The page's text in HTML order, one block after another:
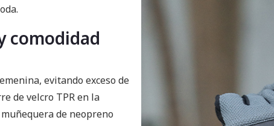
comodidad
evitando exceso de
de velcro TPR en la
de neopreno